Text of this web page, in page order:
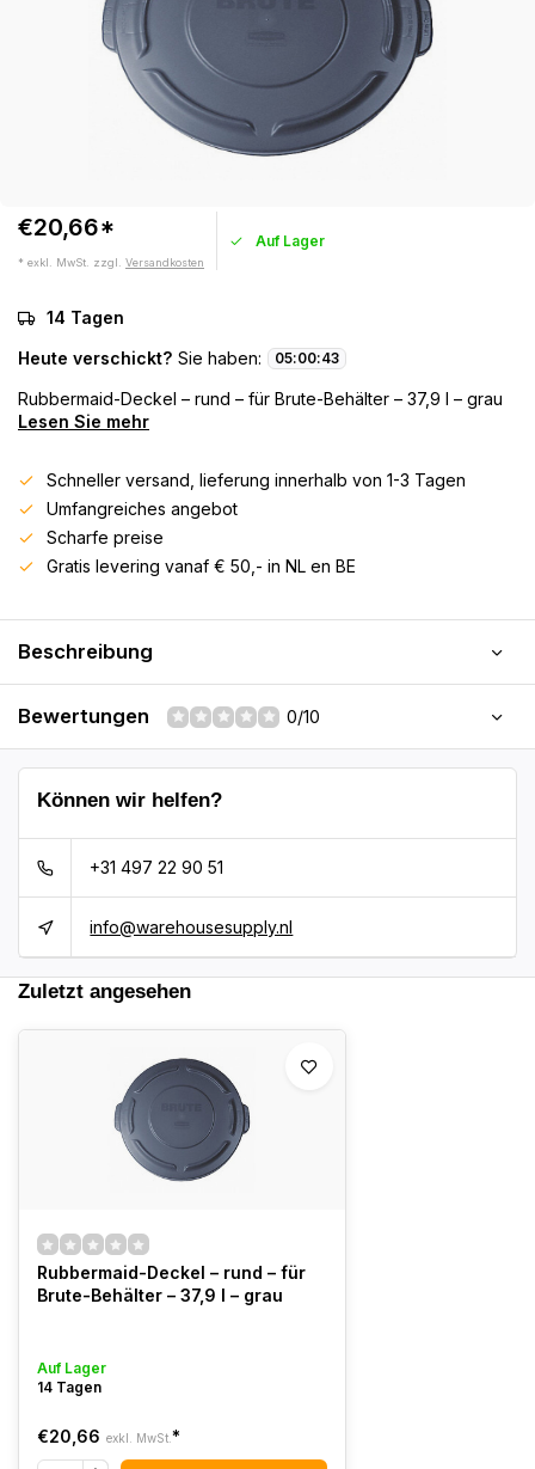
€20,66*
* exkl. MwSt. zzgl. Versandkosten
Auf Lager
14 Tagen
Heute verschickt? Sie haben: 05:00:43
Rubbermaid-Deckel – rund – für Brute-Behälter – 37,9 l – grau
Lesen Sie mehr
Schneller versand, lieferung innerhalb von 1-3 Tagen
Umfangreiches angebot
Scharfe preise
Gratis levering vanaf € 50,- in NL en BE
Beschreibung
Bewertungen 0/10
Können wir helfen?
+31 497 22 90 51
info@warehousesupply.nl
Zuletzt angesehen
Rubbermaid-Deckel – rund – für
Brute-Behälter – 37,9 l – grau
Auf Lager
14 Tagen
€20,66 exkl. MwSt. *